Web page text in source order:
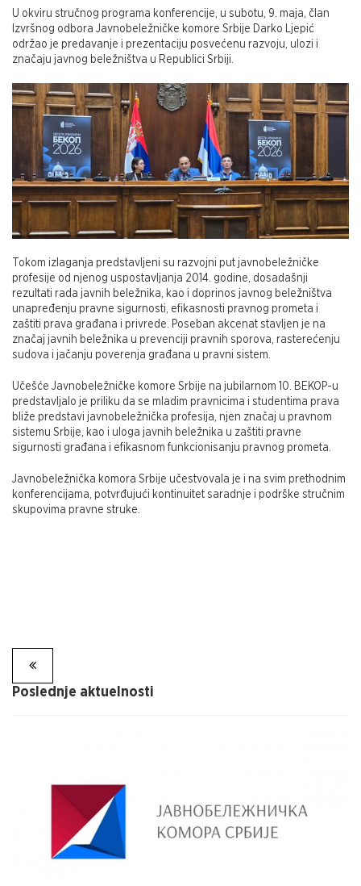
U okviru stručnog programa konferencije, u subotu, 9. maja, član
Izvršnog odbora Javnobeležničke komore Srbije Darko Ljepić
održao je predavanje i prezentaciju posvećenu razvoju, ulozi i
značaju javnog beležništva u Republici Srbiji.
Tokom izlaganja predstavljeni su razvojni put javnobeležničke
profesije od njenog uspostavljanja 2014. godine, dosadašnji
rezultati rada javnih beležnika, kao i doprinos javnog beležništva
unapređenju pravne sigurnosti, efikasnosti pravnog prometa i
zaštiti prava građana i privrede. Poseban akcenat stavljen je na
značaj javnih beležnika u prevenciji pravnih sporova, rasterećenju
sudova i jačanju poverenja građana u pravni sistem.
Učešće Javnobeležničke komore Srbije na jubilarnom 10. BEKOP-u
predstavljalo je priliku da se mladim pravnicima i studentima prava
bliže predstavi javnobeležnička profesija, njen značaj u pravnom
sistemu Srbije, kao i uloga javnih beležnika u zaštiti pravne
sigurnosti građana i efikasnom funkcionisanju pravnog prometa.
Javnobeležnička komora Srbije učestvovala je i na svim prethodnim
konferencijama, potvrđujući kontinuitet saradnje i podrške stručnim
skupovima pravne struke.
Poslednje aktuelnosti